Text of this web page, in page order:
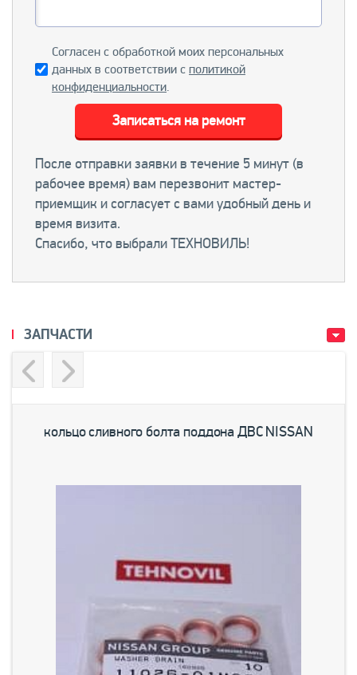
Согласен с обработкой моих персональных
данных в соответствии с политикой
конфиденциальности.
После отправки заявки в течение 5 минут (в
рабочее время) вам перезвонит мастер-
приемщик и согласует с вами удобный день и
время визита.
Спасибо, что выбрали ТЕХНОВИЛЬ!
Записаться на ремонт
ЗАПЧАСТИ
кольцо сливного болта поддона ДВС NISSAN